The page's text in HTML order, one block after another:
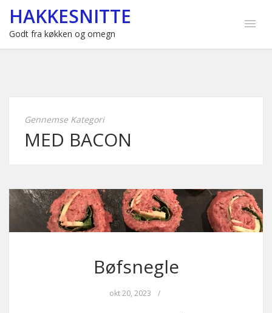
HAKKESNITTE
Godt fra køkken og omegn
Gennemse Kategori
MED BACON
Bøfsnegle
okt 20, 2023 /